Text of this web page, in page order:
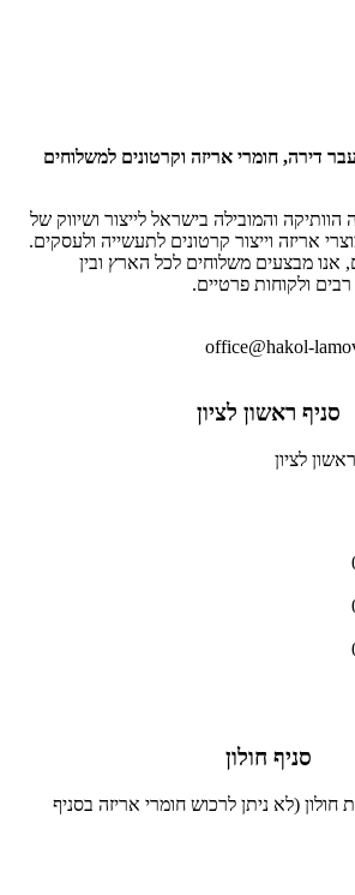
דירה, חומרי אריזה וקרטונים למשלוחים
והמובילה בישראל לייצור ושיווק של
אריזה וייצור קרטונים לתעשייה ולעסקים.
אנו מבצעים משלוחים לכל הארץ ובין
רבים ולקוחות פרטיים.
סניף ראשון לציון
סניף חולון
26 אזה"ת חולון (לא ניתן לרכוש חומרי אריזה בסניף